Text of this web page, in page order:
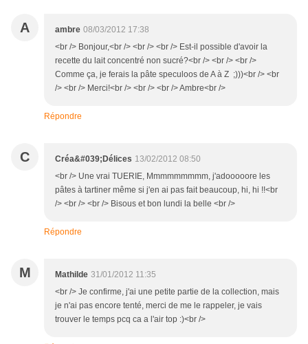
A ambre 08/03/2012 17:38
<br /> Bonjour,<br /> <br /> <br /> Est-il possible d'avoir la
recette du lait concentré non sucré?<br /> <br /> <br />
Comme ça, je ferais la pâte speculoos de A à Z ;)))<br /> <br
/> <br /> Merci!<br /> <br /> <br /> Ambre<br />
Répondre
C Créa&#039;Délices 13/02/2012 08:50
<br /> Une vrai TUERIE, Mmmmmmmmm, j'adooooore les
pâtes à tartiner même si j'en ai pas fait beaucoup, hi, hi !!<br
/> <br /> <br /> Bisous et bon lundi la belle <br />
Répondre
M Mathilde 31/01/2012 11:35
<br /> Je confirme, j'ai une petite partie de la collection, mais
je n'ai pas encore tenté, merci de me le rappeler, je vais
trouver le temps pcq ca a l'air top :)<br />